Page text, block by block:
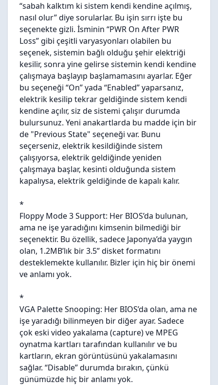
“sabah kalktım ki sistem kendi kendine açılmış,
nasıl olur” diye sorularlar. Bu işin sırrı işte bu
seçenekte gizli. İsminin “PWR On After PWR
Loss” gibi çeşitli varyasyonları olabilen bu
seçenek, sistemin bağlı olduğu şehir elektriği
kesilir, sonra yine gelirse sistemin kendi kendine
çalışmaya başlayıp başlamamasını ayarlar. Eğer
bu seçeneği “On” yada “Enabled” yaparsanız,
elektrik kesilip tekrar geldiğinde sistem kendi
kendine açılır, siz de sistemi çalışır durumda
bulursunuz. Yeni anakartlarda bu madde için bir
de "Previous State" seçeneği var. Bunu
seçerseniz, elektrik kesildiğinde sistem
çalışıyorsa, elektrik geldiğinde yeniden
çalışmaya başlar, kesinti olduğunda sistem
kapalıysa, elektrik geldiğinde de kapalı kalır.
*
Floppy Mode 3 Support: Her BIOS’da bulunan,
ama ne işe yaradığını kimsenin bilmediği bir
seçenektir. Bu özellik, sadece Japonya’da yaygın
olan, 1.2MB’lık bir 3.5” disket formatını
desteklemekte kullanılır. Bizler için hiç bir önemi
ve anlamı yok.
*
VGA Palette Snooping: Her BIOS’da olan, ama ne
işe yaradığı bilinmeyen bir diğer ayar. Sadece
çok eski video yakalama (capture) ve MPEG
oynatma kartları tarafından kullanılır ve bu
kartların, ekran görüntüsünü yakalamasını
sağlar. “Disable” durumda bırakın, çünkü
günümüzde hiç bir anlamı yok.